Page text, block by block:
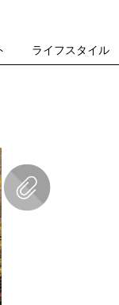
ライフスタイル